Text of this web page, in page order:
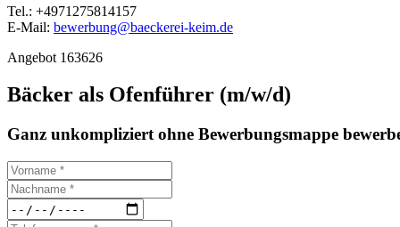
Tel.: +4971275814157
E-Mail: bewerbung@baeckerei-keim.de
Angebot 163626
Bäcker als Ofenführer (m/w/d)
Ganz unkompliziert ohne Bewerbungsmappe